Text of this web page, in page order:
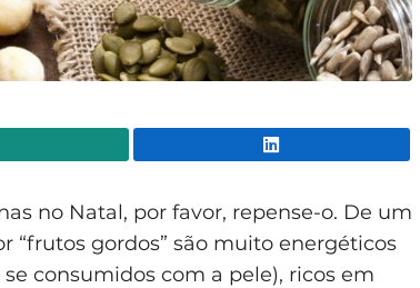
no Natal, por favor, repense-o. De um
“frutos gordos” são muito energéticos
consumidos com a pele), ricos em